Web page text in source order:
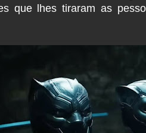
que lhes tiraram as